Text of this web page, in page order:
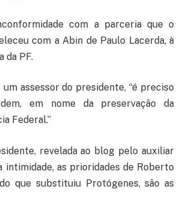
com a parceria que o
com a Abin de Paulo Lacerda, à
da PF.
um assessor do presidente, “é preciso
em nome da preservação da
Federal.”
revelada ao blog pelo auxiliar
intimidade, as prioridades de Roberto
que substituiu Protógenes, são as